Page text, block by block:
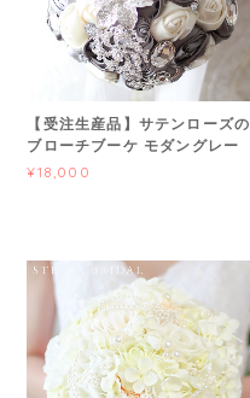
【受注生産品】サテンローズの
ブローチブーケ モダングレー
¥18,000